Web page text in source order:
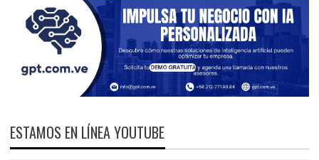
ESTAMOS EN LÍNEA YOUTUBE